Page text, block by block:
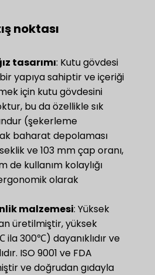
noktası
tasarımı​: Kutu gövdesi
yapıya sahiptir ve içeriği
için kutu gövdesini
bu da özellikle sık
(şekerleme
baharat depolaması
ve 103 mm çap oranı,
de kullanım kolaylığı
olarak
malzemesi​: Yüksek
üretilmiştir, yüksek
ila 300℃) dayanıklıdır ve
ISO 9001 ve FDA
ve doğrudan gıdayla